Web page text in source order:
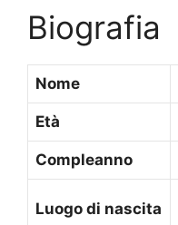
Biografia
Nome
Età
Compleanno
Luogo di nascita